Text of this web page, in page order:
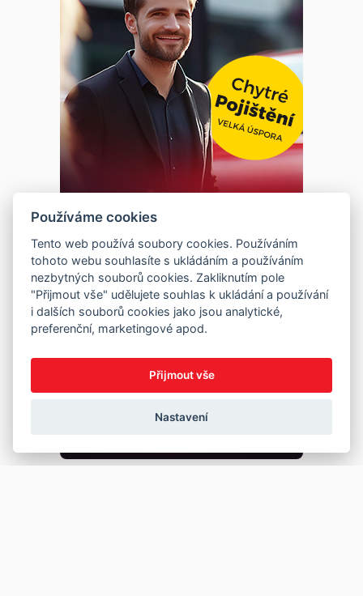
Používáme cookies
Tento web používá soubory cookies. Používáním
tohoto webu souhlasíte s ukládáním a používáním
nezbytných souborů cookies. Zakliknutím pole
"Přijmout vše" udělujete souhlas k ukládání a používání
i dalších souborů cookies jako jsou analytické,
preferenční, marketingové apod.
Přijmout vše
Nastavení